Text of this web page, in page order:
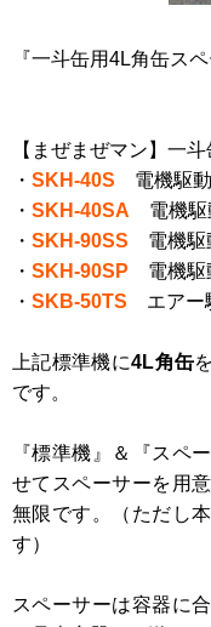
『一斗缶用4L角缶スペ
【まぜまぜマン】一
・ SKH-40S 電機駆
・ SKH-40SA 電機駆
・ SKH-90SS 電機駆
・ SKH-90SP 電機駆
・ SKB-50TS エアー
上記標準機に4L角缶
です。
『標準機』＆『スペ
せてスペーサーを用
無限です。（ただし
す）
スペーサーは容器に